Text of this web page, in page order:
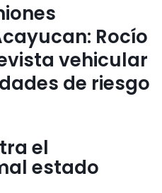
Rocío
vehicular
de riesgo
el
estado